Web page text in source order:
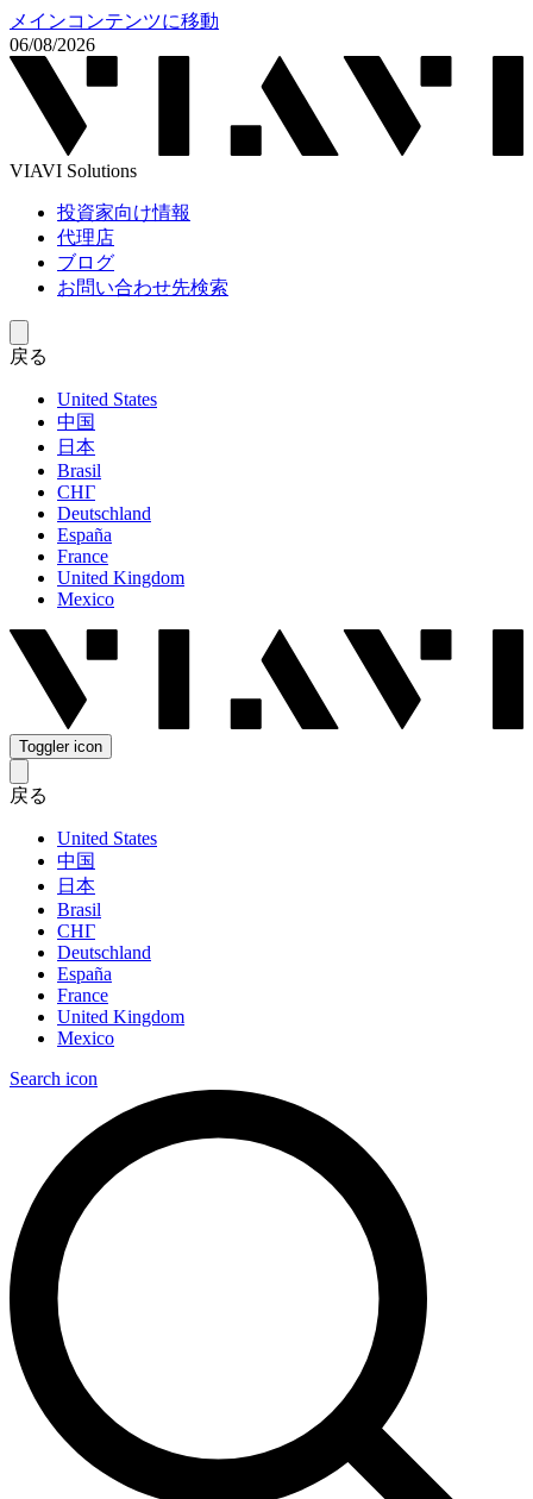
メインコンテンツに移動
06/08/2026
VIAVI Solutions
投資家向け情報
代理店
ブログ
お問い合わせ先検索
戻る
United States
中国
日本
Brasil
СНГ
Deutschland
España
France
United Kingdom
Mexico
Toggler icon
戻る
United States
中国
日本
Brasil
СНГ
Deutschland
España
France
United Kingdom
Mexico
Search icon